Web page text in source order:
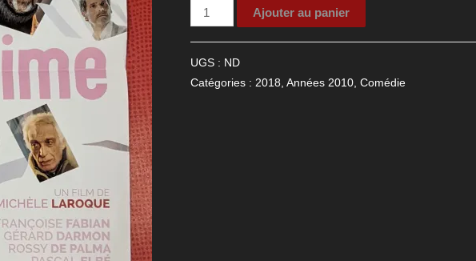
quantité
de
Ajouter au panier
UGS : ND
Catégories : 2018, Années 2010, Comédie